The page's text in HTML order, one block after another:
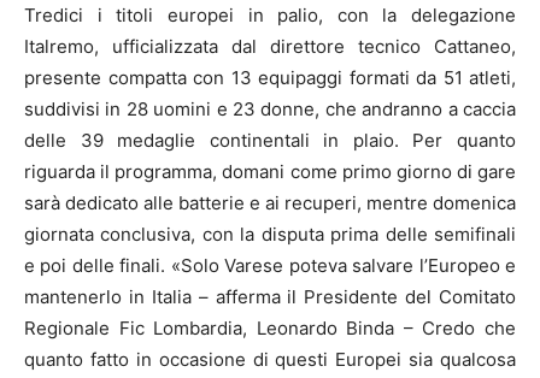
Tredici i titoli europei in palio, con la delegazione
Italremo, ufficializzata dal direttore tecnico Cattaneo,
presente compatta con 13 equipaggi formati da 51 atleti,
suddivisi in 28 uomini e 23 donne, che andranno a caccia
delle 39 medaglie continentali in plaio. Per quanto
riguarda il programma, domani come primo giorno di gare
sarà dedicato alle batterie e ai recuperi, mentre domenica
giornata conclusiva, con la disputa prima delle semifinali
e poi delle finali. «Solo Varese poteva salvare l’Europeo e
mantenerlo in Italia – afferma il Presidente del Comitato
Regionale Fic Lombardia, Leonardo Binda – Credo che
quanto fatto in occasione di questi Europei sia qualcosa